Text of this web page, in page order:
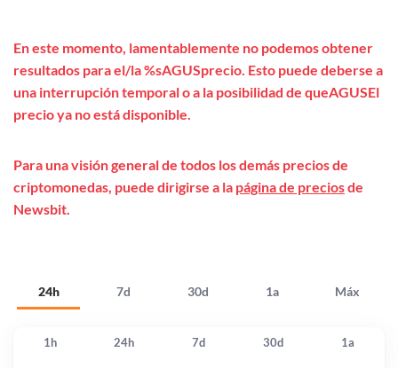
24h 7d 30d 1a Máx
En este momento, lamentablemente no podemos obtener
resultados para el/la %sAGUSprecio. Esto puede deberse a
una interrupción temporal o a la posibilidad de queAGUSEl
precio ya no está disponible.
Para una visión general de todos los demás precios de
criptomonedas, puede dirigirse a la página de preciosde
Newsbit.
1h 24h 7d 30d 1a